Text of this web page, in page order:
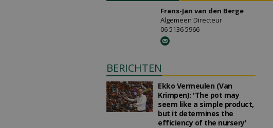
Frans-Jan van den Berge
Algemeen Directeur
06 5136 5966
BERICHTEN
Ekko Vermeulen (Van
Krimpen): 'The pot may
seem like a simple product,
but it determines the
efficiency of the nursery'